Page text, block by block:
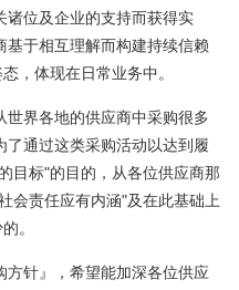
诸位及企业的支持而获得实
于相互理解而构建持续信赖
，体现在日常业务中。
界各地的供应商中采购很多
了通过这类采购活动以达到履
目标"的目的，从各位供应商那
会责任应有内涵"及在此基础上
。
方针』，希望能加深各位供应